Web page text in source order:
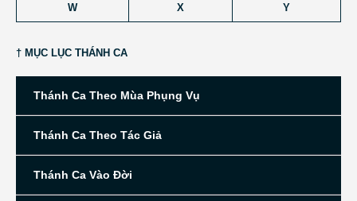
W X Y
† MỤC LỤC THÁNH CA
Thánh Ca Theo Mùa Phụng Vụ
Thánh Ca Theo Tác Giả
Thánh Ca Vào Đời